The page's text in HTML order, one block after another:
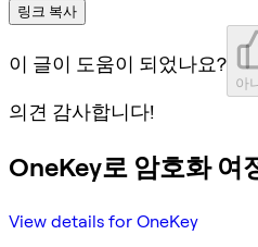
링크 복사
이 글이 도움이 되었나요?
아
의견 감사합니다!
OneKey로 암호화 여
View details for OneKey